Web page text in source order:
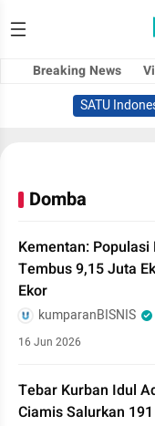
Breaking News
SATU
Domba
Kementan:
Tembus 9,15 Juta
Ekor
kumparanBISNIS
16 Jun 2026
Tebar Kurban Idul
Ciamis Salurkan